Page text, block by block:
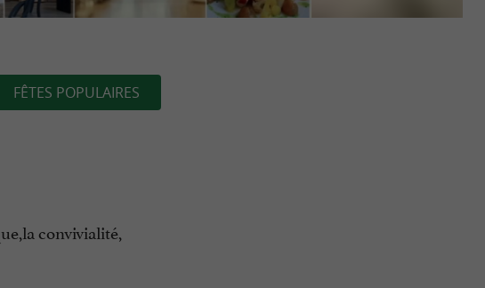
FÊTES POPULAIRES
convivialité,